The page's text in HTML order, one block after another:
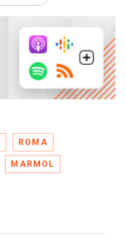
ROMA
MARMOL